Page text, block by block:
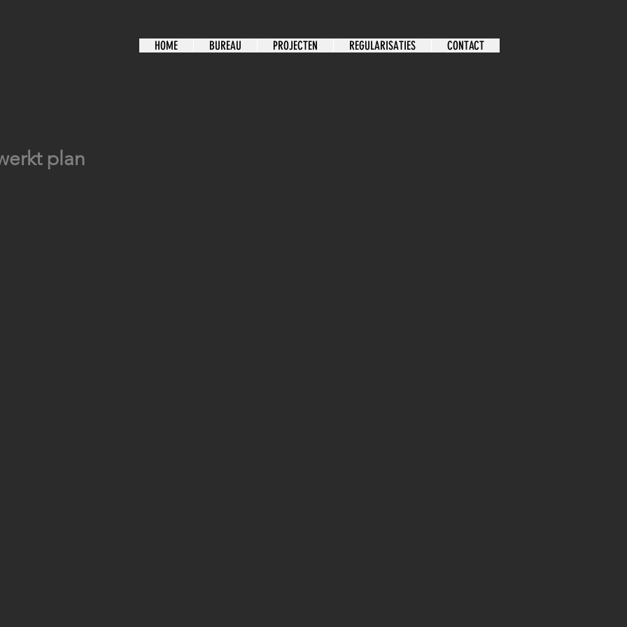
HOME BUREAU PROJECTEN REGULARISATIES CONTACT
plan